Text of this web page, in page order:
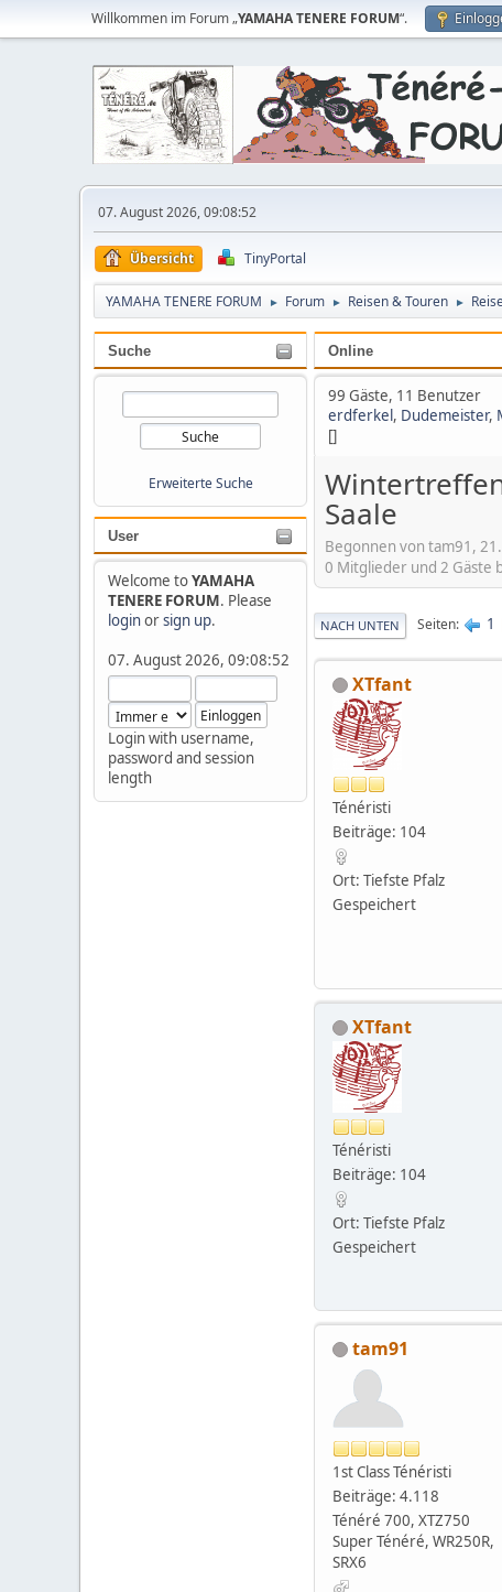
Willkommen im Forum „YAMAHA TENERE FORUM“.
07. August 2026, 09:08:52
Übersicht TinyPortal
YAMAHA TENERE FORUM ► Forum ► Reisen & Touren ►
Suche
Erweiterte Suche
User
Welcome toYAMAHA
TENERE FORUM. Please
loginorsign up.
07. August 2026, 09:08:52
Login with username,
password and session
length
Online
99 Gäste, 11 Benutzer
erdferkel, Dudemeister,
[]
Saale
Begonnen von tam91,
0 Mitglieder und 2 Gäste
NACH UNTEN Seiten 1
XTfant
Ténéristi
Beiträge: 104
Ort: Tiefste Pfalz
Gespeichert
XTfant
Ténéristi
Beiträge: 104
Ort: Tiefste Pfalz
Gespeichert
tam91
1st Class Ténéristi
Beiträge: 4.118
Ténéré 700, XTZ750
Super Ténéré, WR250R,
SRX6